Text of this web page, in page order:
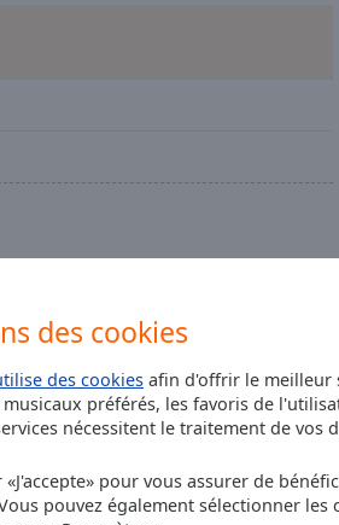
des cookies
des cookies afin d'offrir le meilleur
préférés, les favoris de
nécessitent le traitement de vos
pour vous assurer de
pouvez également sélectionner
Radio Live GOLD
Radio Reggae
Radio TOP 50
Radio Acoustic
Radio French Mix